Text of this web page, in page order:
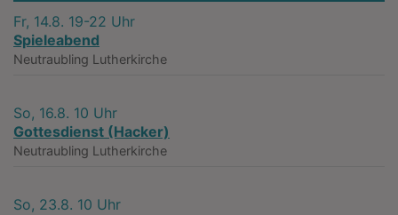
Fr, 14.8. 19-22 Uhr
Spieleabend
Neutraubling Lutherkirche
So, 16.8. 10 Uhr
Gottesdienst (Hacker)
Neutraubling Lutherkirche
So, 23.8. 10 Uhr